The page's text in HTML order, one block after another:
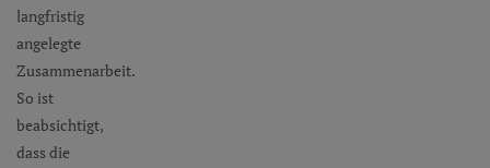
langfristig
angelegte
Zusammenarbeit.
So ist
beabsichtigt,
dass die